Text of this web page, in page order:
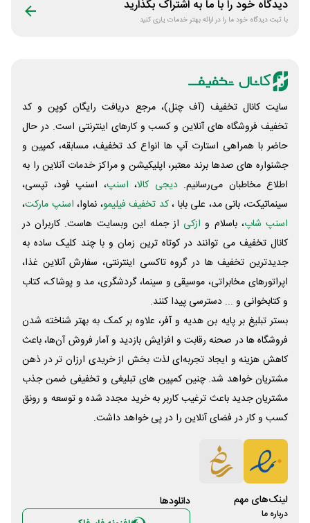
دیدگاه خود را با ما به اشتراک بگذارید
با ثبت دیدگاه خود ما را در ارائه بهتر خدمات یاری کنید
سایت کانال تخفیف (آف چنل)، مرجع دریافت رایگان کوپن و کد
تخفیف فروشگاه های آنلاین و کسب و‌ کارهای اینترنتی است. در حال
حاضر با همراهی استارت آپ ها انواع کد تخفیف، مسابقه، کمپین و
جشنواره های صدها برند معتبر، اپلیکیشن و مراکز خدمات آنلاین را به
اطلاع مخاطبان می‌رسانیم. دیجی کالا، اسنپ، اسنپ فود، تپسی،
سینماتیکت، بانی مد، علی‌ بابا ،کد تخفیف فیلیمو، نماوا، اسنپ مارکت،
اسنپ شاپ، باسلام و ازکی از جمله این وبسایت ‌هاست. کاربران در
کانال تخفیف می توانند در کوتاه ترین زمان و با چند کلیک ساده به
جدیدترین تخفیف ها در گروه تاکسی اینترنتی، سفارش آنلاین غذا،
اپراتورهای مخابراتی، موسیقی و سینما، گردشگری، مد و پوشاک، کتاب
و کتابخوانی و ... دسترسی پیدا کنند.
بستر تبلیغ بر پایه بن هدیه و آفر، علاوه بر کمک به بهتر شناخته شدن
فروشگاه ها در صحنه رقابت و افزایش بازدید و آمار فروش آن‌ها، باعث
کاهش هزینه و ایجاد تجربه‌ای لذت بخش از خریدی ارزان تر در ذهن
مشتریان خواهد شد. چنین کمپین های تبلیغی و تخفیفی ضمن جذب
مشتریان جدید باعث ترغیب کاربر به خرید مجدد شده و توسعه و رونق
کسب و کار در فضای آنلاین را در پی خواهد داشت.
لینک‌های مهم
درباره ما
دانلود‌ها